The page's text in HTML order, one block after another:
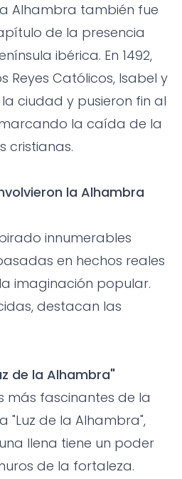
Alhambra también fue
de la presencia
ibérica. En 1492,
Reyes Católicos, Isabel y
ciudad y pusieron fin al
la caída de la
cristianas.
la Alhambra
innumerables
en hechos reales
imaginación popular.
destacan las
de la Alhambra"
más fascinantes de la
"Luz de la Alhambra",
llena tiene un poder
de la fortaleza.